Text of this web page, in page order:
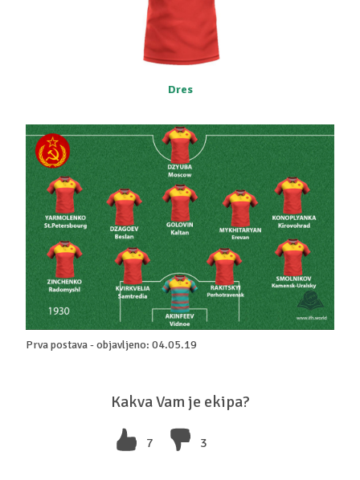
Dres
Kakva Vam je ekipa?
7 3
Prva postava - objavljeno: 04.05.19